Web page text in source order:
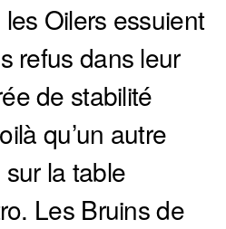
Oilers essuient
refus dans leur
de stabilité
qu’un autre
la table
Les Bruins de